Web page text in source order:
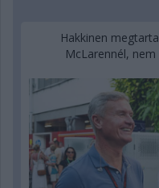
Hakkinen
McLarennél,